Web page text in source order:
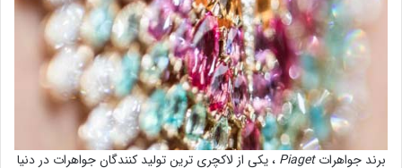
برند جواهراتPiaget ، یکی از لاکچری ترین تولید کنندگان جواهرات در دنیا